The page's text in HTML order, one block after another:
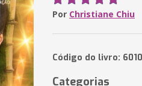
Por Christiane Chiu
Código do livro:
Categorias